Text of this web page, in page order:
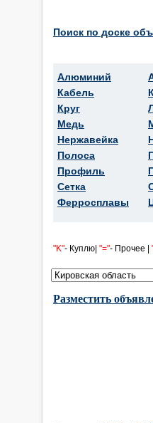
Поиск по доске
Алюминий
Кабель
Круг
Медь
Нержавейка
Полоса
Профиль
Сетка
Ферросплавы
"K"- Куплю| "="- Прочее |
Разместить